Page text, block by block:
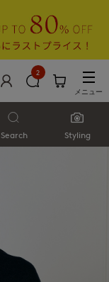
2
メニュー
Search Styling